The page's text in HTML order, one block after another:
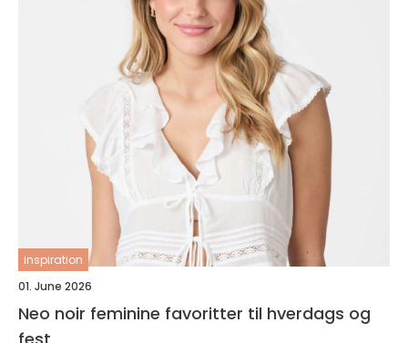
inspiration
01. June 2026
Neo noir feminine favoritter til hverdags og